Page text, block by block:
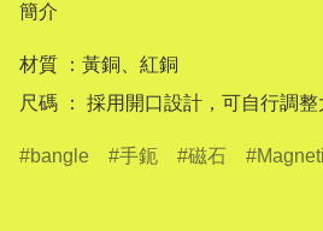
簡介
材質 ：黃銅、紅銅
bangle 手鈪 磁石